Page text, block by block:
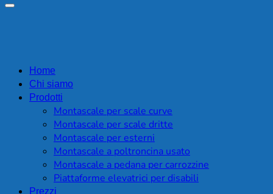
Home
Chi siamo
Prodotti
Montascale per scale curve
Montascale per scale dritte
Montascale per esterni
Montascale a poltroncina usato
Montascale a pedana per carrozzine
Piattaforme elevatrici per disabili
Prezzi